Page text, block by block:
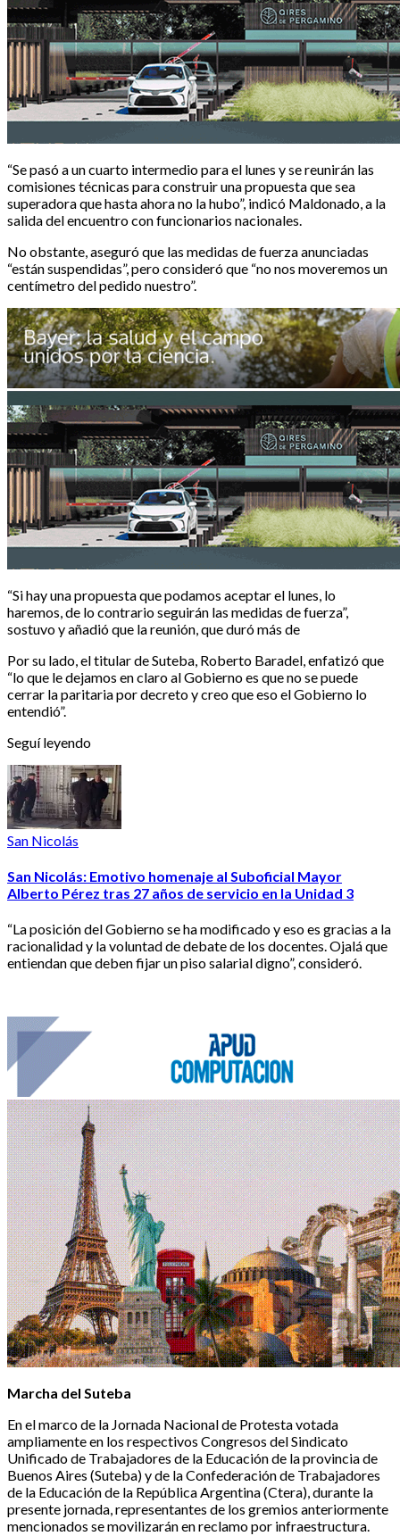
“Se pasó a un cuarto intermedio para el lunes y se reunirán las
comisiones técnicas para construir una propuesta que sea
superadora que hasta ahora no la hubo”, indicó Maldonado, a la
salida del encuentro con funcionarios nacionales.
No obstante, aseguró que las medidas de fuerza anunciadas
“están suspendidas”, pero consideró que “no nos moveremos un
centímetro del pedido nuestro”.
“Si hay una propuesta que podamos aceptar el lunes, lo
haremos, de lo contrario seguirán las medidas de fuerza”,
sostuvo y añadió que la reunión, que duró más de
Por su lado, el titular de Suteba, Roberto Baradel, enfatizó que
“lo que le dejamos en claro al Gobierno es que no se puede
cerrar la paritaria por decreto y creo que eso el Gobierno lo
entendió”.
Seguí leyendo
San Nicolás
San Nicolás: Emotivo homenaje al Suboficial Mayor
Alberto Pérez tras 27 años de servicio en la Unidad 3
“La posición del Gobierno se ha modificado y eso es gracias a la
racionalidad y la voluntad de debate de los docentes. Ojalá que
entiendan que deben fijar un piso salarial digno”, consideró.
Marcha del Suteba
En el marco de la Jornada Nacional de Protesta votada
ampliamente en los respectivos Congresos del Sindicato
Unificado de Trabajadores de la Educación de la provincia de
Buenos Aires (Suteba) y de la Confederación de Trabajadores
de la Educación de la República Argentina (Ctera), durante la
presente jornada, representantes de los gremios anteriormente
mencionados se movilizarán en reclamo por infraestructura.